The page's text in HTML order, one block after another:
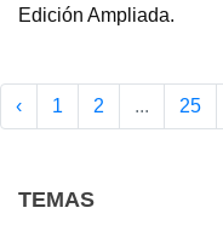
TEMAS
Edición Ampliada.
‹ 1 2 ... 25